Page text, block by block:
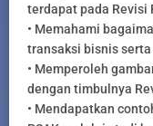
terdapat pada Revisi
• Memahami
transaksi bisnis
• Memperoleh
dengan timbulnya
• Mendapatkan